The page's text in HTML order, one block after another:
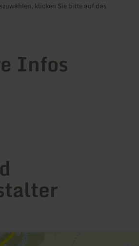
klicken Sie bitte auf das
Infos